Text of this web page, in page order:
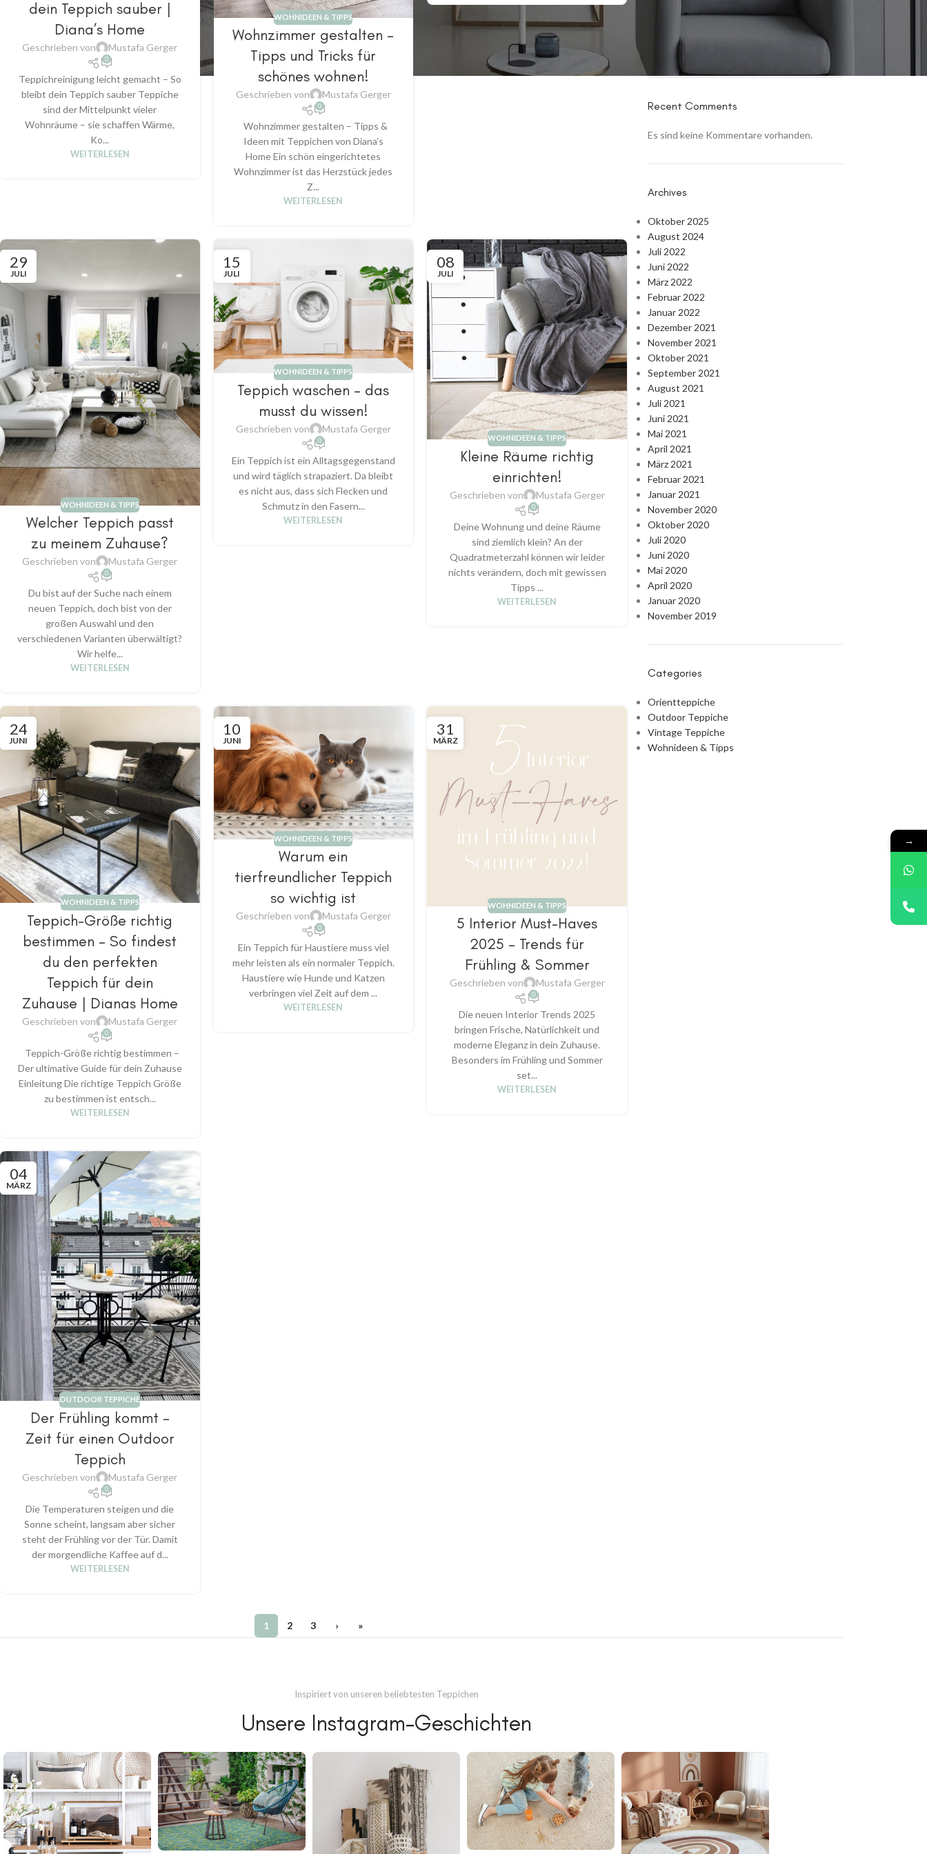
dein Teppich sauber |
Diana’s Home
Geschrieben von Mustafa Gerger
0
Teppichreinigung leicht gemacht – So
bleibt dein Teppich sauber Teppiche
sind der Mittelpunkt vieler
Wohnräume – sie schaffen Wärme,
Ko...
WEITERLESEN
WOHNIDEEN & TIPPS
Wohnzimmer gestalten –
Tipps und Tricks für
schönes wohnen!
Geschrieben von Mustafa Gerger
0
Wohnzimmer gestalten – Tipps &
Ideen mit Teppichen von Diana’s
Home Ein schön eingerichtetes
Wohnzimmer ist das Herzstück jedes
Z...
WEITERLESEN
29
JULI
WOHNIDEEN & TIPPS
Welcher Teppich passt
zu meinem Zuhause?
Geschrieben von Mustafa Gerger
0
Du bist auf der Suche nach einem
neuen Teppich, doch bist von der
großen Auswahl und den
verschiedenen Varianten überwältigt?
Wir helfe...
WEITERLESEN
15
JULI
WOHNIDEEN & TIPPS
Teppich waschen – das
musst du wissen!
Geschrieben von Mustafa Gerger
0
Ein Teppich ist ein Alltagsgegenstand
und wird täglich strapaziert. Da bleibt
es nicht aus, dass sich Flecken und
Schmutz in den Fasern...
WEITERLESEN
08
JULI
WOHNIDEEN & TIPPS
Kleine Räume richtig
einrichten!
Geschrieben von Mustafa Gerger
0
Deine Wohnung und deine Räume
sind ziemlich klein? An der
Quadratmeterzahl können wir leider
nichts verändern, doch mit gewissen
Tipps ...
WEITERLESEN
24
JUNI
WOHNIDEEN & TIPPS
Teppich-Größe richtig
bestimmen – So findest
du den perfekten
Teppich für dein
Zuhause | Dianas Home
Geschrieben von Mustafa Gerger
0
Teppich-Größe richtig bestimmen –
Der ultimative Guide für dein Zuhause
Einleitung Die richtige Teppich Größe
zu bestimmen ist entsch...
WEITERLESEN
10
JUNI
WOHNIDEEN & TIPPS
Warum ein
tierfreundlicher Teppich
so wichtig ist
Geschrieben von Mustafa Gerger
0
Ein Teppich für Haustiere muss viel
mehr leisten als ein normaler Teppich.
Haustiere wie Hunde und Katzen
verbringen viel Zeit auf dem ...
WEITERLESEN
31
MÄRZ
WOHNIDEEN & TIPPS
5 Interior Must-Haves
2025 – Trends für
Frühling & Sommer
Geschrieben von Mustafa Gerger
0
Die neuen Interior Trends 2025
bringen Frische, Natürlichkeit und
moderne Eleganz in dein Zuhause.
Besonders im Frühling und Sommer
set...
WEITERLESEN
04
MÄRZ
OUTDOOR TEPPICHE
Der Frühling kommt –
Zeit für einen Outdoor
Teppich
Geschrieben von Mustafa Gerger
0
Die Temperaturen steigen und die
Sonne scheint, langsam aber sicher
steht der Frühling vor der Tür. Damit
der morgendliche Kaffee auf d...
WEITERLESEN
1 2 3 › »
für schönes wohnen!
Kinderteppich – das musst du beachten!
Welcher Teppich passt zu meinem Zuhause?
Teppich waschen – das musst du wissen!
Recent Comments
Es sind keine Kommentare vorhanden.
Archives
Oktober 2025
August 2024
Juli 2022
Juni 2022
März 2022
Februar 2022
Januar 2022
Dezember 2021
November 2021
Oktober 2021
September 2021
August 2021
Juli 2021
Juni 2021
Mai 2021
April 2021
März 2021
Februar 2021
Januar 2021
November 2020
Oktober 2020
Juli 2020
Juni 2020
Mai 2020
April 2020
Januar 2020
November 2019
Categories
Orientteppiche
Outdoor Teppiche
Vintage Teppiche
Wohnideen & Tipps
Inspiriert von unseren beliebtesten Teppichen
Unsere Instagram-Geschichten
→